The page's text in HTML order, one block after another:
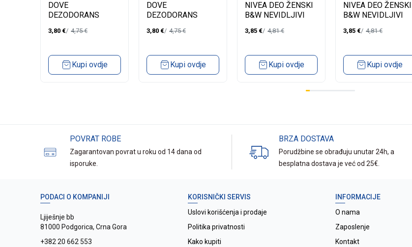
DOVE
DEZODORANS
FRESH 150ML
3,80 € 4,75€
Kupi ovdje
DOVE
DEZODORANS
SOFT 150ML
3,80 € 4,75€
Kupi ovdje
NIVEA DEO ŽENSKI
B&W NEVIDLJIVI
200ML
3,85 € 4,81€
Kupi ovdje
NIVEA DEO ŽENSKI
B&W NEVIDLJIVI
150ML
3,85 € 4,81€
Kupi ovdje
POVRAT ROBE
Zagarantovan povrat u roku od 14 dana od
isporuke.
BRZA DOSTAVA
Porudžbine se obrađuju unutar 24h, a
besplatna dostava je već od 25€.
PODACI O KOMPANIJI
Ljiješnje bb
81000 Podgorica, Crna Gora
+382 20 662 553
KORISNIČKI SERVIS
Uslovi korišćenja i prodaje
Politika privatnosti
Kako kupiti
INFORMACIJE
O nama
Zaposlenje
Kontakt